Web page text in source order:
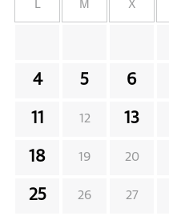
L M X
4 5 6
11 12 13
18 19 20
25 26 27